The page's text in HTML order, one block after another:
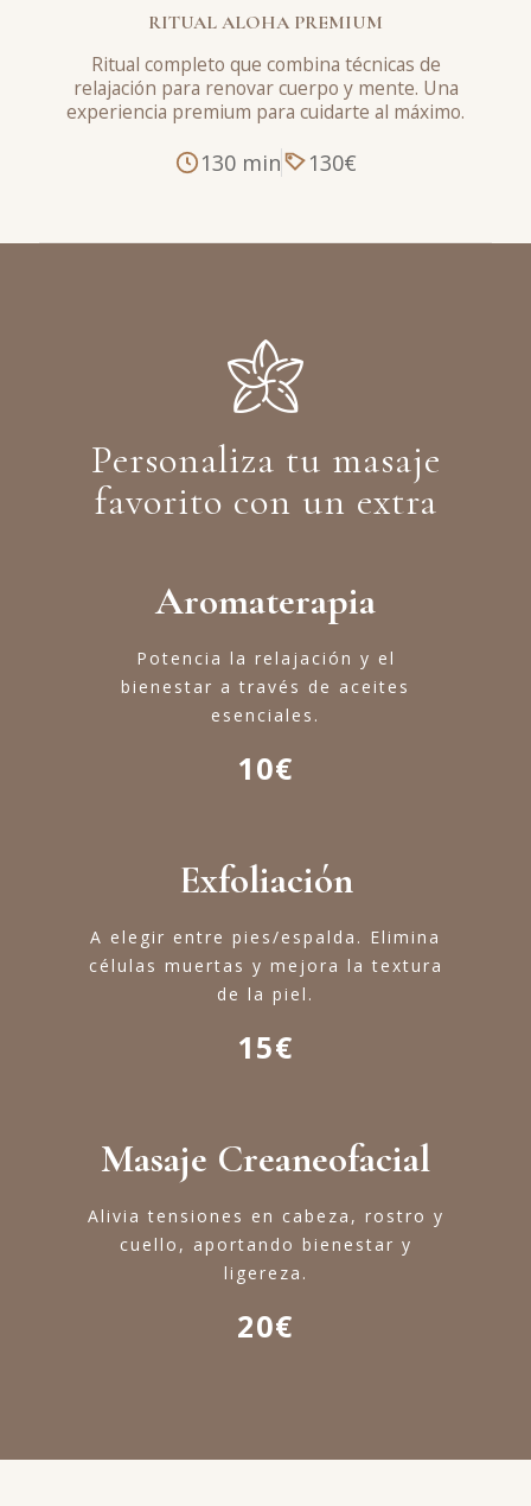
RITUAL ALOHA PREMIUM
Ritual completo que combina técnicas de
relajación para renovar cuerpo y mente. Una
experiencia premium para cuidarte al máximo.
130 min 130€
Personaliza tu masaje
favorito con un extra
Aromaterapia
Potencia la relajación y el
bienestar a través de aceites
esenciales.
10€
Exfoliación
A elegir entre pies/espalda. Elimina
células muertas y mejora la textura
de la piel.
15€
Masaje Creaneofacial
Alivia tensiones en cabeza, rostro y
cuello, aportando bienestar y
ligereza.
20€